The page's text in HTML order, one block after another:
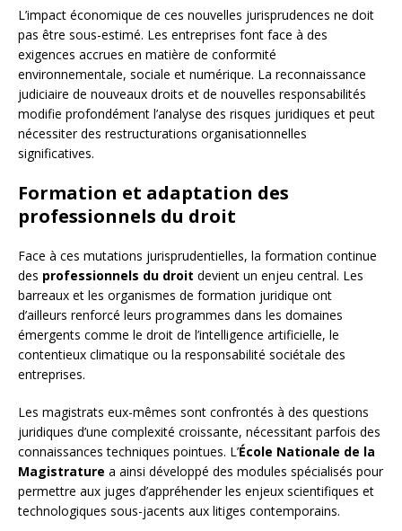
L’impact économique de ces nouvelles jurisprudences ne doit
pas être sous-estimé. Les entreprises font face à des
exigences accrues en matière de conformité
environnementale, sociale et numérique. La reconnaissance
judiciaire de nouveaux droits et de nouvelles responsabilités
modifie profondément l’analyse des risques juridiques et peut
nécessiter des restructurations organisationnelles
significatives.
Formation et adaptation des
professionnels du droit
Face à ces mutations jurisprudentielles, la formation continue
des professionnels du droit devient un enjeu central. Les
barreaux et les organismes de formation juridique ont
d’ailleurs renforcé leurs programmes dans les domaines
émergents comme le droit de l’intelligence artificielle, le
contentieux climatique ou la responsabilité sociétale des
entreprises.
Les magistrats eux-mêmes sont confrontés à des questions
juridiques d’une complexité croissante, nécessitant parfois des
connaissances techniques pointues. L’École Nationale de la
Magistrature a ainsi développé des modules spécialisés pour
permettre aux juges d’appréhender les enjeux scientifiques et
technologiques sous-jacents aux litiges contemporains.